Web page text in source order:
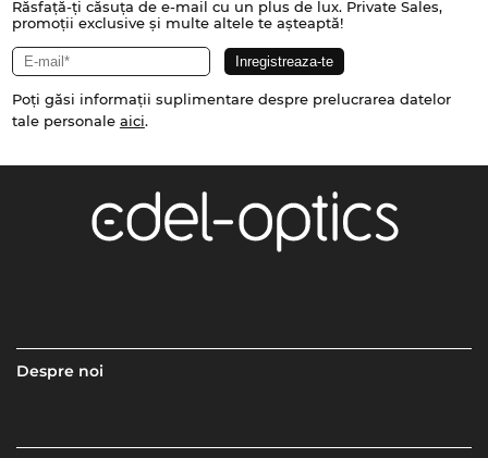
Răsfață-ți căsuța de e-mail cu un plus de lux. Private Sales,
promoții exclusive și multe altele te așteaptă!
Poți găsi informații suplimentare despre prelucrarea datelor
tale personale aici.
Despre noi